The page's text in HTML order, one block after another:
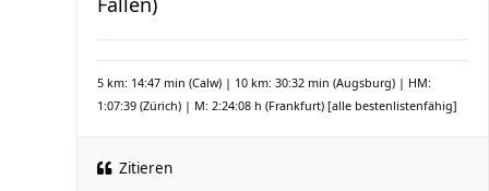
5 km: 14:47 min (Calw) | 10 km: 30:32 min (Augsburg) | HM:
1:07:39 (Zürich) | M: 2:24:08 h (Frankfurt) [alle bestenlistenfähig]
Zitieren